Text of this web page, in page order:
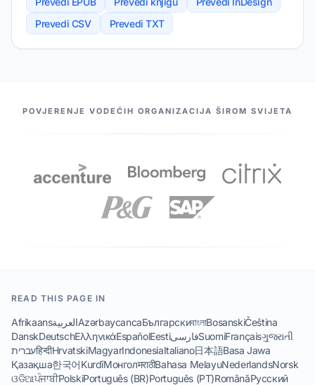
Prevedi CSV
Prevedi TXT
NAŠI PARTNERI
POVJERENJE VODEĆIH ORGANIZACIJA ŠIROM SVIJETA
READ THIS PAGE IN
AfrikaansالعربيةAzərbaycancaБългарскиবাংলাBosanskiČeština
DanskDeutschΕλληνικάEspañolEestiفارسیSuomiFrançaisગુજરાતી
עבריתहिन्दीHrvatskiMagyarIndonesiaItaliano日本語Basa Jawa
Қазақша한국어KurdîМонголमराठीBahasa MelayuNederlandsNorsk
ଓଡିଆਪੰਜਾਬੀPolskiPortuguês (BR)Português (PT)RomânăРусский